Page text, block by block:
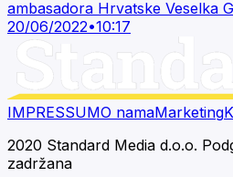
ambasadora Hrvatske Veselka
20/06/2022•10:17
IMPRESSUMO namaMarketing
2020 Standard Media d.o.o.
zadržana